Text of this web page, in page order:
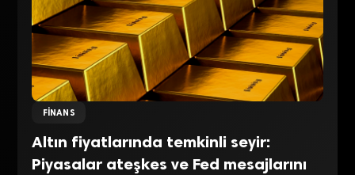
FINANS
Altın fiyatlarında temkinli seyir:
Piyasalar ateşkes ve Fed mesajlarını